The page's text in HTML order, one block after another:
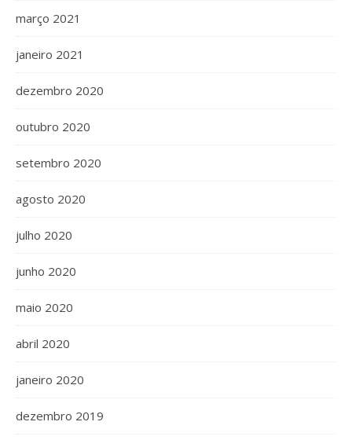
março 2021
janeiro 2021
dezembro 2020
outubro 2020
setembro 2020
agosto 2020
julho 2020
junho 2020
maio 2020
abril 2020
janeiro 2020
dezembro 2019